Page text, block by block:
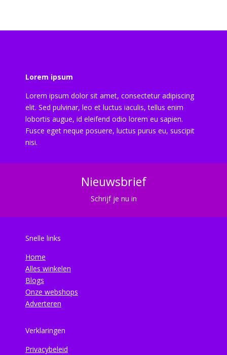
Lorem ipsum
Lorem ipsum dolor sit amet, consectetur adipiscing
elit. Sed pulvinar, leo et luctus iaculis, tellus enim
lobortis augue, id eleifend odio lorem eu sapien.
Fusce eget neque posuere, luctus purus eu, suscipit
nisi.
Nieuwsbrief
Schrijf je nu in
Snelle links
Home
Alles winkelen
Blogs
Onze webshops
Adverteren
Verklaringen
Privacybeleid